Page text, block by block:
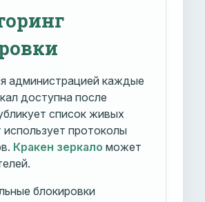
администрацией каждые
доступна после
список живых
использует протоколы
Кракен зеркало может
блокировки